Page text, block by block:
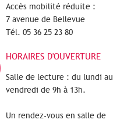
Accès mobilité réduite :
7 avenue de Bellevue
Tél. 05 36 25 23 80
HORAIRES D'OUVERTURE
Salle de lecture : du lundi au
vendredi de 9h à 13h.
Un rendez-vous en salle de